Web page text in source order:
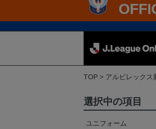
TOP アルビレックス
選択中の項目
ユニフォーム